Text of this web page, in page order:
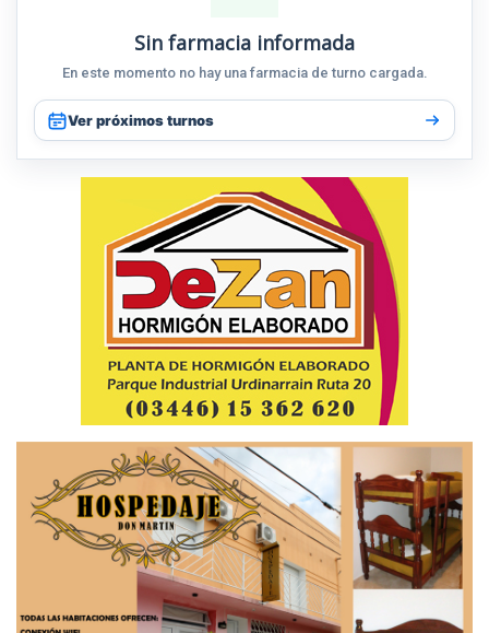
Sin farmacia informada
En este momento no hay una farmacia de turno cargada.
Ver próximos turnos